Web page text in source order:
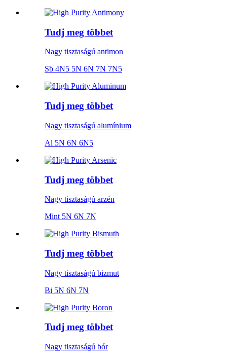
Tudj meg többet
Nagy tisztaságú antimon
Sb 4N5 5N 6N 7N 7N5
Tudj meg többet
Nagy tisztaságú alumínium
Al 5N 6N 6N5
Tudj meg többet
Nagy tisztaságú arzén
Mint 5N 6N 7N
Tudj meg többet
Nagy tisztaságú bizmut
Bi 5N 6N 7N
Tudj meg többet
Nagy tisztaságú bór